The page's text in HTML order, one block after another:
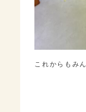
これからもみ